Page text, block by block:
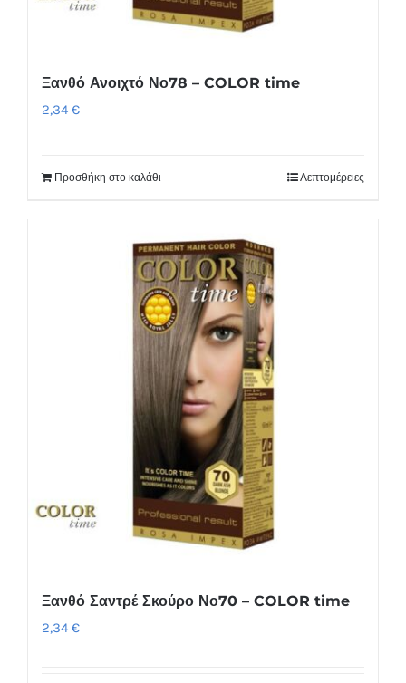
Ξανθό Ανοιχτό Νο78 – COLOR time
2,34 €
Προσθήκη στο καλάθι Λεπτομέρειες
Ξανθό Σαντρέ Σκούρο Νο70 – COLOR time
2,34 €